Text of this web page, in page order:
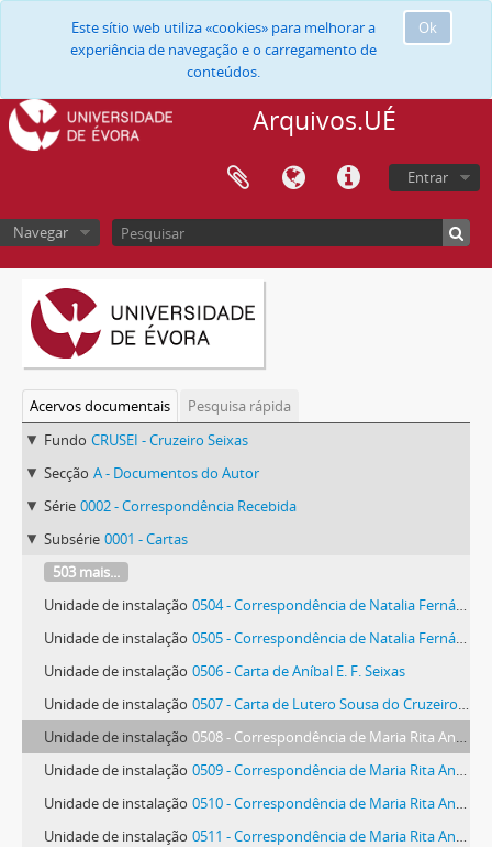
Ok
Este sítio web utiliza «cookies» para melhorar a
experiência de navegação e o carregamento de
conteúdos.
Arquivos.UÉ
Entrar
Navegar
Acervos documentais
Pesquisa rápida
Fundo CRUSEI - Cruzeiro Seixas
Secção A - Documentos do Autor
Série 0002 - Correspondência Recebida
Subsérie 0001 - Cartas
503 mais...
Unidade de instalação 0504 - Correspondência de Natalia Fernández Segarra
Unidade de instalação 0505 - Correspondência de Natalia Fernández Segarra
Unidade de instalação 0506 - Carta de Aníbal E. F. Seixas
Unidade de instalação 0507 - Carta de Lutero Sousa do Cruzeiro Seixas
Unidade de instalação 0508 - Correspondência de Maria Rita Andrea de Figueiredo Rodrigues Seixas
Unidade de instalação 0509 - Correspondência de Maria Rita Andrea de Figueiredo Rodrigues Seixas
Unidade de instalação 0510 - Correspondência de Maria Rita Andrea de Figueiredo Rodrigues Seixas
Unidade de instalação 0511 - Correspondência de Maria Rita Andrea de Figueiredo Rodrigues Seixas e Lutero Sousa do Cruzeiro Seixas